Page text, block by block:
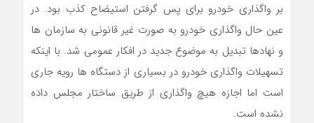
بر واگذاری خودرو برای پس گرفتن استیضاح کذب بود. در
عین حال واگذاری خودرو به صورت غیر قانونی به سازمان ها
و نهادها تبدیل به موضوع جدید در افکار عمومی شد. با اینکه
تسهیلات واگذاری خودرو در بسیاری از دستگاه ها رویه جاری
است اما اجازه هیچ واگذاری از طریق ساختار مجلس داده
نشده است.